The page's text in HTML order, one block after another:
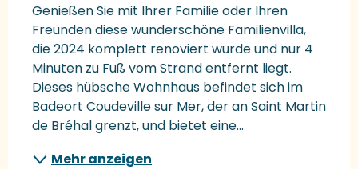
Genießen Sie mit Ihrer Familie oder Ihren
Freunden diese wunderschöne Familienvilla,
die 2024 komplett renoviert wurde und nur 4
Minuten zu Fuß vom Strand entfernt liegt.
Dieses hübsche Wohnhaus befindet sich im
Badeort Coudeville sur Mer, der an Saint Martin
de Bréhal grenzt, und bietet eine...
Mehr anzeigen